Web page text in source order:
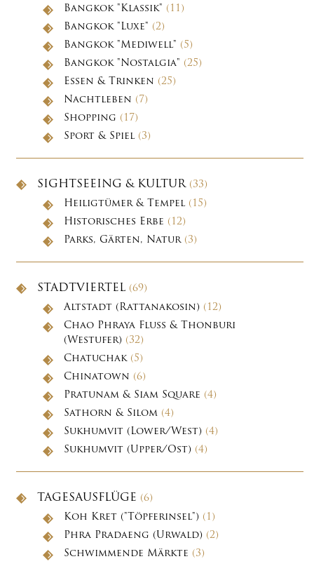
Bangkok "Klassik" (11)
Bangkok "Luxe" (2)
Bangkok "Mediwell" (5)
Bangkok "Nostalgia" (25)
Essen & Trinken (25)
Nachtleben (7)
Shopping (17)
Sport & Spiel (3)
SIGHTSEEING & KULTUR(33)
Heiligtümer & Tempel (15)
Historisches Erbe (12)
Parks, Gärten, Natur(3)
STADTVIERTEL (69)
Altstadt (Rattanakosin) (12)
Chao Phraya Fluss & Thonburi
(Westufer) (32)
Chatuchak(5)
Chinatown (6)
Pratunam & Siam Square (4)
Sathorn & Silom (4)
Sukhumvit (Lower/West) (4)
Sukhumvit (Upper/Ost) (4)
TAGESAUSFLÜGE (6)
Koh Kret ("Töpferinsel") (1)
Phra Pradaeng (Urwald) (2)
Schwimmende Märkte (3)